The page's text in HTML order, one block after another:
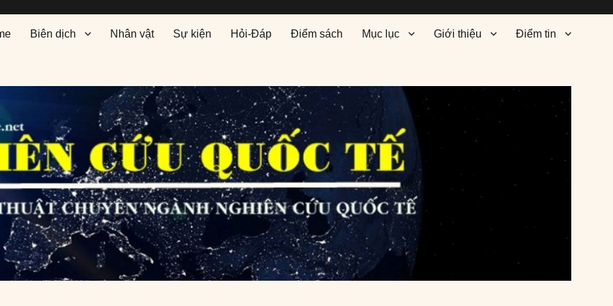
Biên dịch Nhân vật Sự kiện Hỏi-Đáp Điểm sách Mục lục Giới thiệu Điểm tin